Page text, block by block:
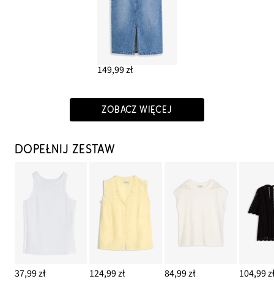
149,99 zł
ZOBACZ WIĘCEJ
DOPEŁNIJ ZESTAW
37,99 zł 124,99 zł 84,99 zł 104,99